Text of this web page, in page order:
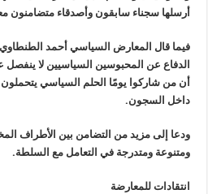
أرسلها سجناء سابقون وأصدقاء متضامنون
فيما قال المعارض السياسي أحمد
الدفاع عن المحبوسين السياسيين لا ينفصل
أن من شاركوا يومًا الحلم السياسي
داخل السجون.
ودعا إلى مزيد من التضامن بين الأطراف
ومتنوعة ومتدرجة في التعامل مع السلطة.
انتقادات للمعارضة